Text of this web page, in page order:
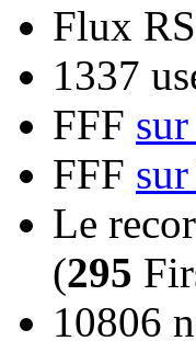
Flux
1337
FFF
FFF
Le
(295
10806